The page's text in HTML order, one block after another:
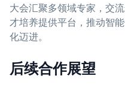
大会汇聚多领域专家，交
才培养提供平台，推动智
化迈进。
后续合作展望